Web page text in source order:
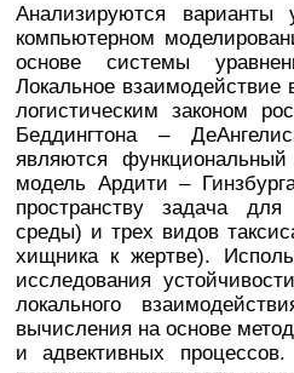
Анализируются варианты
компьютерном
основе системы
Локальное взаимодействие
логистическим законом
Беддингтона –
являются
модель Ардити –
пространству задача
среды) и трех видов
хищника к жертве).
исследования
локального
вычисления на основе
и адвективных